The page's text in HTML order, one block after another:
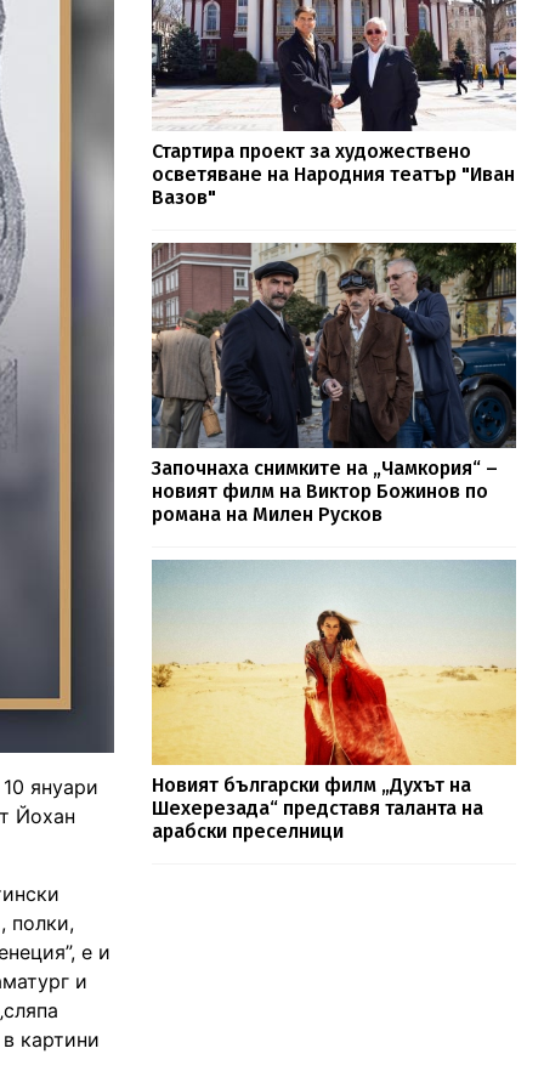
януари
Йохан
полки,
е и
и
картини
Стартира проект за художествено
осветяване на Народния театър "Иван
Вазов"
Започнаха снимките на „Чамкория“ –
новият филм на Виктор Божинов по
романа на Милен Русков
Новият български филм „Духът на
Шехерезада“ представя таланта на
арабски преселници